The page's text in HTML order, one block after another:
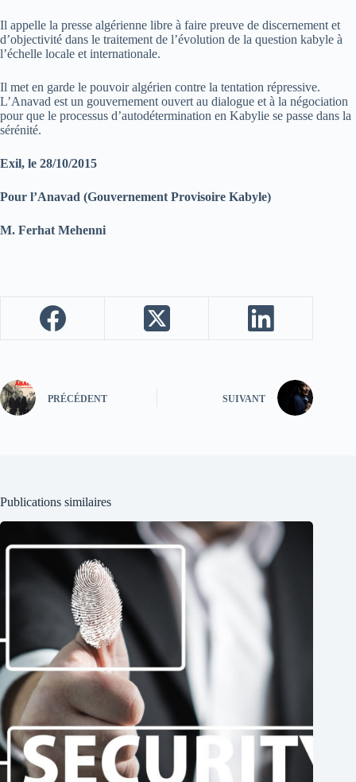
Il appelle la presse algérienne libre à faire preuve de discernement et
d’objectivité dans le traitement de l’évolution de la question kabyle à
l’échelle locale et internationale.
Il met en garde le pouvoir algérien contre la tentation répressive.
L’Anavad est un gouvernement ouvert au dialogue et à la négociation
pour que le processus d’autodétermination en Kabylie se passe dans la
sérénité.
Exil, le 28/10/2015
Pour l’Anavad (Gouvernement Provisoire Kabyle)
M. Ferhat Mehenni
PRÉCÉDENT SUIVANT
Publications similaires